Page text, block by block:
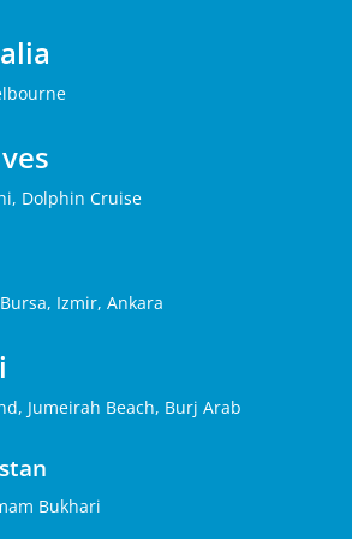
Dolphin Cruise
Izmir, Ankara
Jumeirah Beach, Burj Arab
Bukhari